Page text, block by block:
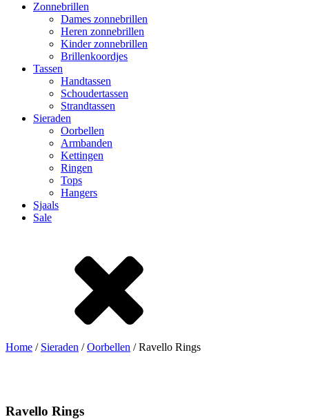
Zonnebrillen
Dames zonnebrillen
Heren zonnebrillen
Kinder zonnebrillen
Brillenkoordjes
Tassen
Handtassen
Schoudertassen
Strandtassen
Sieraden
Oorbellen
Armbanden
Kettingen
Ringen
Tops
Hangers
Sjaals
Sale
Home / Sieraden /Oorbellen / Ravello Rings
Ravello Rings